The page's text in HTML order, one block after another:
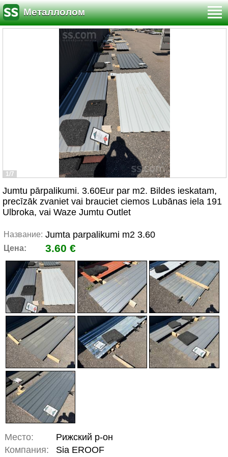
Металлолом
1/7
Jumtu pārpalikumi. 3.60Eur par m2. Bildes ieskatam,
precīzāk zvaniet vai brauciet ciemos Lubānas iela 191
Ulbroka, vai Waze Jumtu Outlet
Название: Jumta parpalikumi m2 3.60
Цена: 3.60 €
Место:
Рижский р-он
Компания:
Sia EROOF